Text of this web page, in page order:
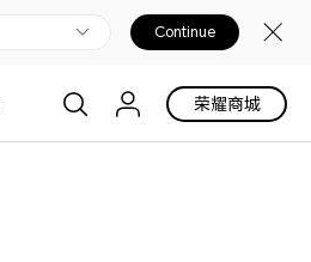
Continue
荣耀商城